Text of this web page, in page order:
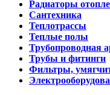
Радиаторы
Сантехника
Теплотрассы
Теплые полы
Трубопроводная
Трубы и фитинги
Фильтры,